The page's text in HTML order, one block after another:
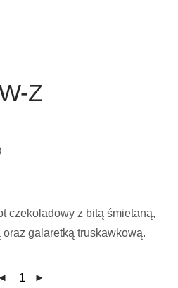
Z
czekoladowy z bitą śmietaną,
galaretką truskawkową.